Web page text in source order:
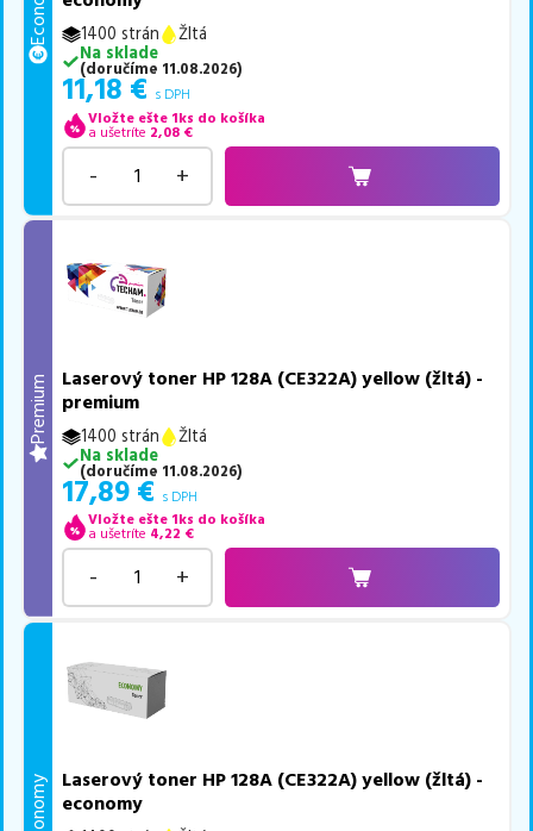
1400 strán
Žltá
Na sklade
(doručíme 11.08.2026)
11,18 € s DPH
Vložte ešte 1ks do košíka
a ušetríte 2,08 €
- +
Premium
Laserový toner HP 128A (CE322A) yellow (žltá) -
premium
1400 strán
Žltá
Na sklade
(doručíme 11.08.2026)
17,89 € s DPH
Vložte ešte 1ks do košíka
a ušetríte 4,22 €
- +
Economy
Laserový toner HP 128A (CE322A) yellow (žltá) -
economy